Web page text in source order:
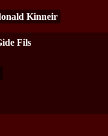
Kinneir
Fils